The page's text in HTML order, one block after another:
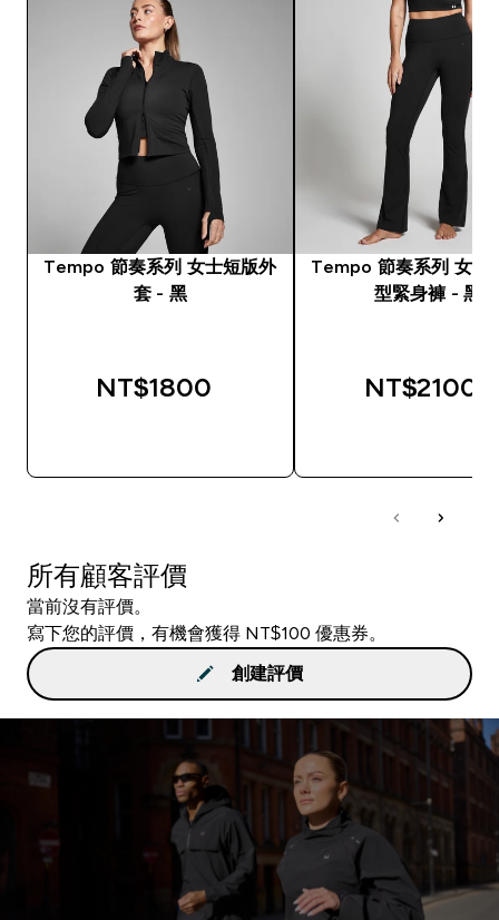
Tempo 節奏系列 女士短版外
套 - 黑
NT$1800‎
Tempo 節奏系列 女士
型緊身褲 - 黑
NT$2100‎
所有顧客評價
當前沒有評價。
寫下您的評價，有機會獲得 NT$100 優惠券。
創建評價